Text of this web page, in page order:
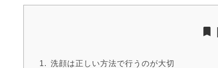
洗顔は正しい方法で行うのが大切